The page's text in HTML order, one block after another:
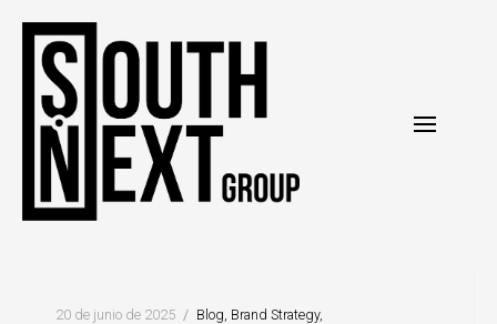
contenido
20 de junio de 2025 Blog Brand Strategy